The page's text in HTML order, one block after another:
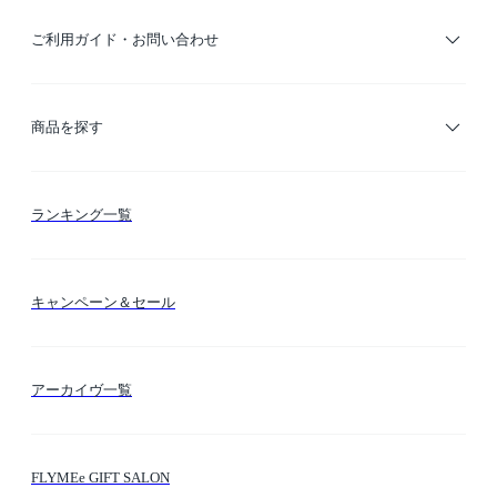
ご利用ガイド・お問い合わせ
ご利用ガイド
商品を探す
カテゴリー検索
ランキング一覧
キャンペーン＆セール
アーカイヴ一覧
FLYMEe GIFT SALON